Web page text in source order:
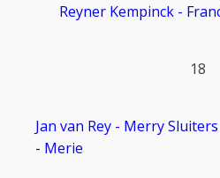
Reyner Kempinck -
18
Jan van Rey - Merry
- Merie